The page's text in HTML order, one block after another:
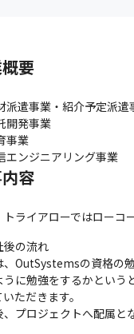
要
派遣事業・紹介予定派遣
開発事業
事業
エンジニアリング事業
容
トライアローではローコ
の流れ
、OutSystemsの資格の
うに勉強をするかとい
ただきます。
、プロジェクトへ配属と